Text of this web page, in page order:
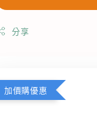
分享
加價購優惠